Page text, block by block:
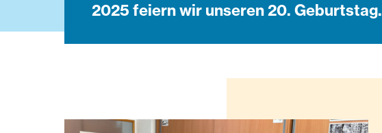
2025 feiern wir unseren 20. Geburtstag.